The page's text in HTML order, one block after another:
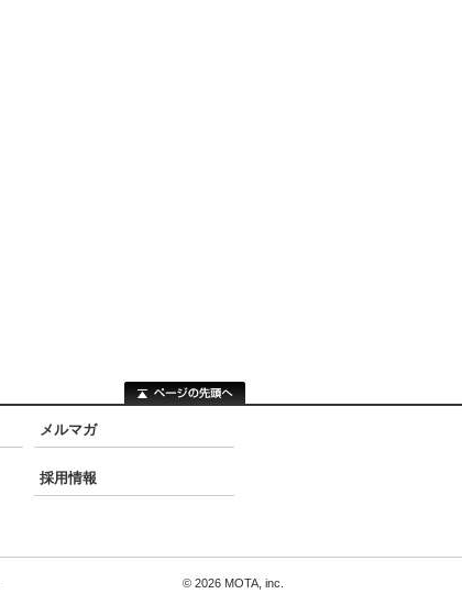
メルマガ
採用情報
© 2026 MOTA, inc.